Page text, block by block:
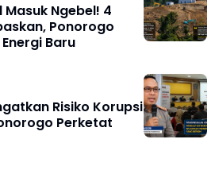
Ngebel! 4
Ponorogo
Baru
Risiko Korupsi
Perketat